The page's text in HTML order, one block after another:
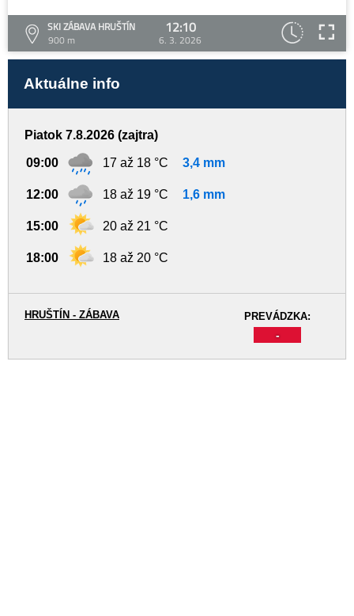
SKI ZÁBAVA HRUŠTÍN
900 m
12:10
6. 3. 2026
Aktuálne info
Piatok 7.8.2026 (zajtra)
09:00 17 až 18 °C 3,4 mm
12:00 18 až 19 °C 1,6 mm
15:00 20 až 21 °C
18:00 18 až 20 °C
PREVÁDZKA:
-
HRUŠTÍN - ZÁBAVA